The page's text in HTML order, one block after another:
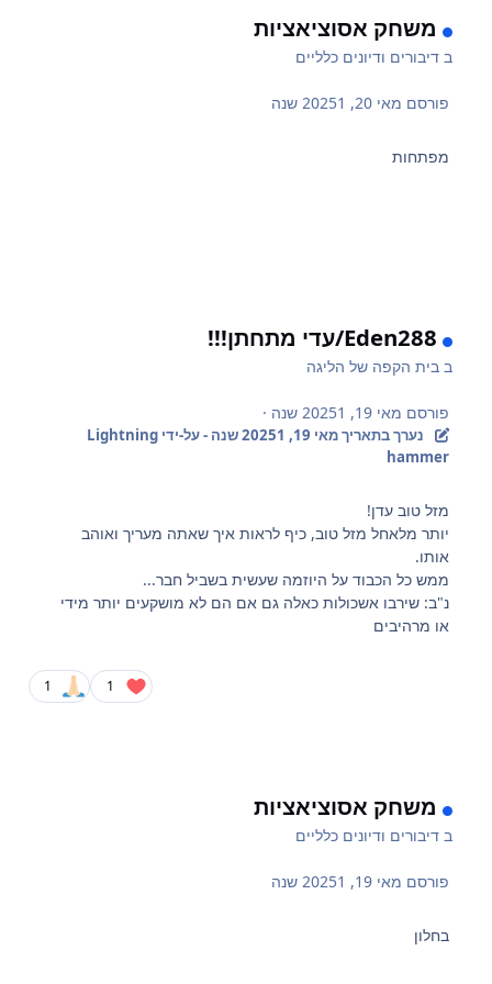
משחק אסוציאציות
בדיבורים ודיונים כלליים
פורסם מאי 20, 2025 1 שנה
מפתחות
Eden288/עדי מתחתן!!!
בבית הקפה של הליגה
פורסם מאי 19, 2025 1 שנה ·
נערך בתאריךמאי 19, 2025 1 שנה
- על-ידי Lightning
hammer
מזל טוב עדן!
יותר מלאחל מזל טוב, כיף לראות איך שאתה מעריך ואוהב
אותו.
ממש כל הכבוד על היוזמה שעשית בשביל חבר...
נ"ב: שירבו אשכולות כאלה גם אם הם לא מושקעים יותר מידי
או מרהיבים
1
1
משחק אסוציאציות
בדיבורים ודיונים כלליים
פורסם מאי 19, 2025 1 שנה
בחלון